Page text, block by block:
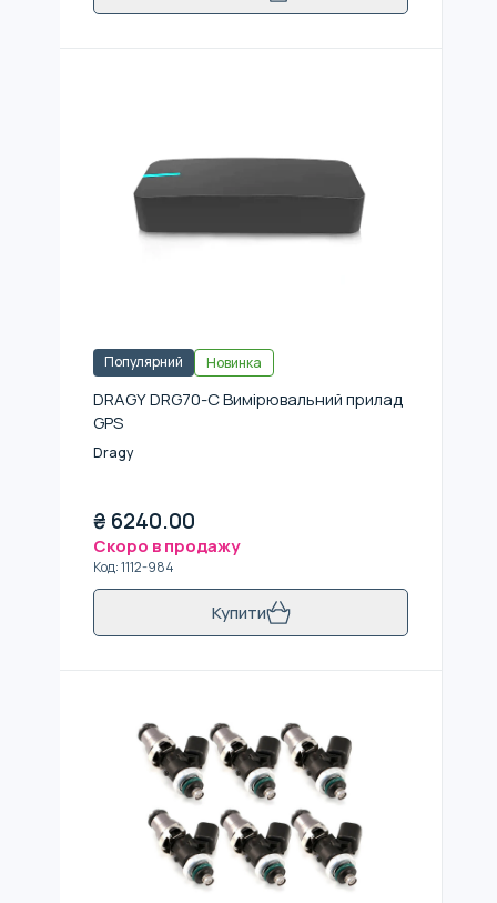
Популярний Новинка
DRAGY DRG70-C Вимірювальний прилад
GPS
Dragy
₴ 6240.00
Скоро в продажу
Код:1112-984
Купити